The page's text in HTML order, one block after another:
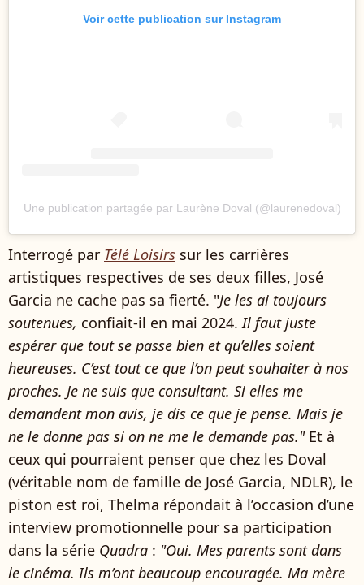
Voir cette publication sur Instagram
Une publication partagée par Laurène Doval (@laurenedoval)
Interrogé par Télé Loisirs sur les carrières
artistiques respectives de ses deux filles, José
Garcia ne cache pas sa fierté. "Je les ai toujours
soutenues, confiait-il en mai 2024.Il faut juste
espérer que tout se passe bien et qu’elles soient
heureuses. C’est tout ce que l’on peut souhaiter à nos
proches. Je ne suis que consultant. Si elles me
demandent mon avis, je dis ce que je pense. Mais je
ne le donne pas si on ne me le demande pas."Et à
ceux qui pourraient penser que chez les Doval
(véritable nom de famille de José Garcia, NDLR), le
piston est roi, Thelma répondait à l’occasion d’une
interview promotionnelle pour sa participation
dans la série Quadra : "Oui. Mes parents sont dans
le cinéma. Ils m’ont beaucoup encouragée. Ma mère